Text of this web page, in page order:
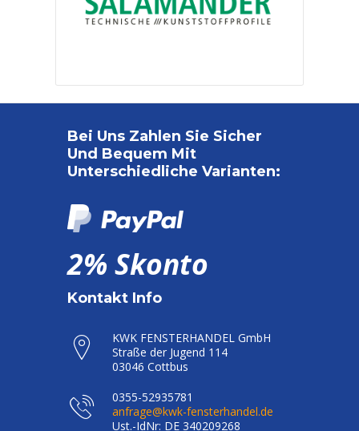
Bei Uns Zahlen Sie Sicher
Und Bequem Mit
Unterschiedliche Varianten:
2% Skonto
Kontakt Info
KWK FENSTERHANDEL GmbH
Straße der Jugend 114
03046 Cottbus
0355-52935781
anfrage@kwk-fensterhandel.de
Ust.-IdNr: DE 340209268